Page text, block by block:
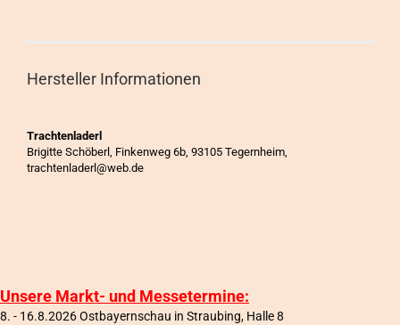
Hersteller Informationen
Trachtenladerl
Brigitte Schöberl, Finkenweg 6b, 93105 Tegernheim,
trachtenladerl@web.de
Unsere Markt- und Messetermine:
8. - 16.8.2026 Ostbayernschau in Straubing, Halle 8